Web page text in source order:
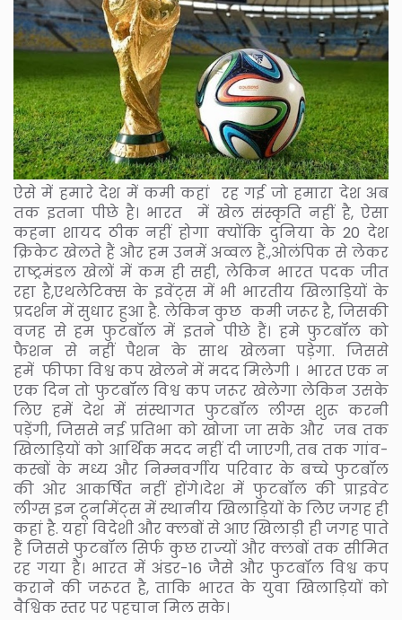
ऐसे में हमारे देश में कमी कहां रह गई जो हमारा देश अब
तक इतना पीछे है। भारत में खेल संस्कृति नहीं है, ऐसा
कहना शायद ठीक नहीं होगा क्योंकि दुनिया के 20 देश
क्रिकेट खेलते हैं और हम उनमें अव्वल हैं.,ओलंपिक से लेकर
राष्ट्रमंडल खेलों में कम ही सही, लेकिन भारत पदक जीत
रहा है,एथलेटिक्स के इवेंट्स में भी भारतीय खिलाड़ियों के
प्रदर्शन में सुधार हुआ है. लेकिन कुछ कमी जरूर है, जिसकी
वजह से हम फुटबॉल में इतने पीछे हैं। हमे फुटबॉल को
फैशन से नहीं पैशन के साथ खेलना पड़ेगा. जिससे
हमें फीफा विश्व कप खेलने में मदद मिलेगी । भारत एक न
एक दिन तो फुटबॉल विश्व कप जरूर खेलेगा लेकिन उसके
लिए हमें देश में संस्थागत फुटबॉल लीग्स शुरू करनी
पड़ेंगी, जिससे नई प्रतिभा को खोजा जा सके और जब तक
खिलाड़ियों को आर्थिक मदद नहीं दी जाएगी, तब तक गांव-
कस्बों के मध्य और निम्नवर्गीय परिवार के बच्चे फुटबॉल
की ओर आकर्षित नहीं होंगे।देश में फुटबॉल की प्राइवेट
लीग्स इन टूर्नामेंट्स में स्थानीय खिलाड़ियों के लिए जगह ही
कहां है. यहां विदेशी और क्लबों से आए खिलाड़ी ही जगह पाते
हैं जिससे फुटबॉल सिर्फ कुछ राज्यों और क्लबों तक सीमित
रह गया है। भारत में अंडर-16 जैसे और फुटबॉल विश्व कप
कराने की जरूरत है, ताकि भारत के युवा खिलाड़ियों को
वैश्विक स्तर पर पहचान मिल सके।